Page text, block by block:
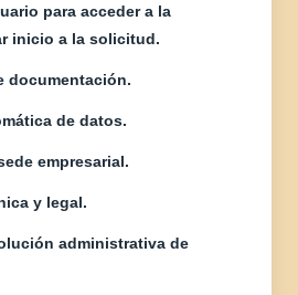
para acceder a la
inicio a la solicitud.
documentación.
de datos.
empresarial.
y legal.
administrativa de